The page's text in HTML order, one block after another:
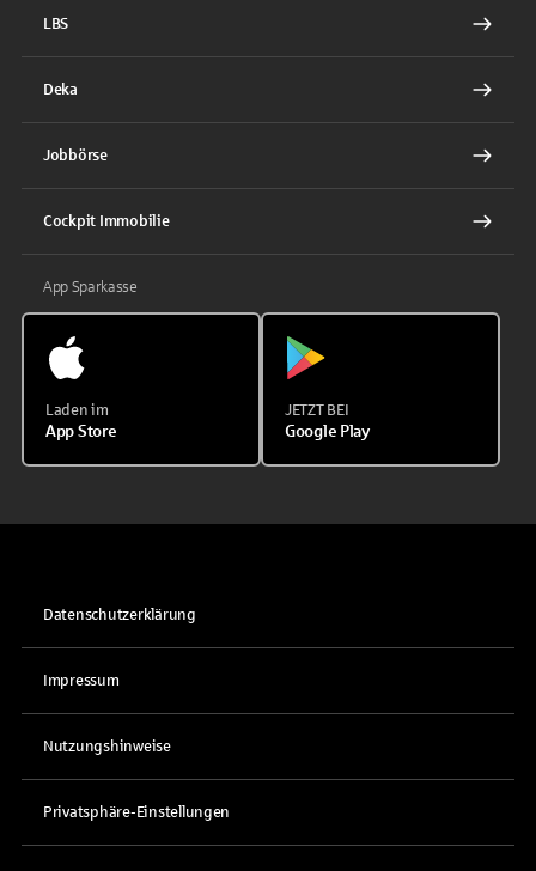
LBS
Deka
Jobbörse
Cockpit Immobilie
App Sparkasse
Laden im
App Store
JETZT BEI
Google Play
Datenschutzerklärung
Impressum
Nutzungshinweise
Privatsphäre-Einstellungen